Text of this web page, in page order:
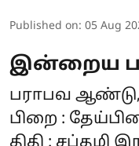
Published on: 05 Aug
இன்றைய
பராபவ ஆண்டு,
பிறை :